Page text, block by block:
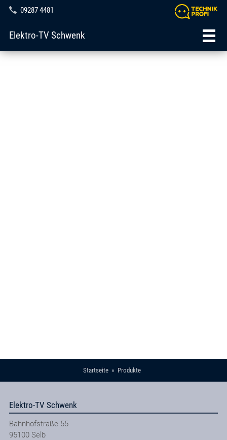
09287 4481
Elektro-TV Schwenk
Startseite Produkte
Elektro-TV Schwenk
Bahnhofstraße 55
95100 Selb